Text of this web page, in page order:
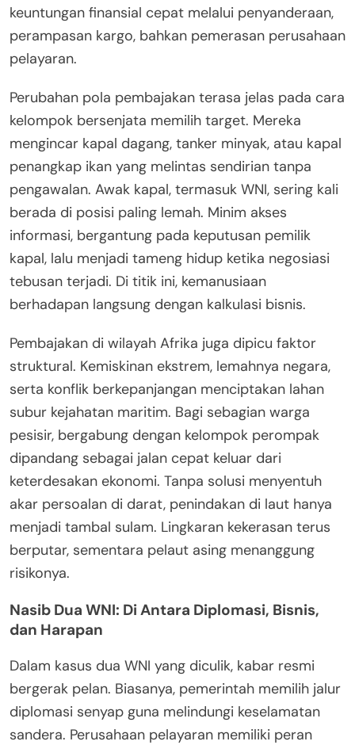
keuntungan finansial cepat melalui penyanderaan,
perampasan kargo, bahkan pemerasan perusahaan
pelayaran.
Perubahan pola pembajakan terasa jelas pada cara
kelompok bersenjata memilih target. Mereka
mengincar kapal dagang, tanker minyak, atau kapal
penangkap ikan yang melintas sendirian tanpa
pengawalan. Awak kapal, termasuk WNI, sering kali
berada di posisi paling lemah. Minim akses
informasi, bergantung pada keputusan pemilik
kapal, lalu menjadi tameng hidup ketika negosiasi
tebusan terjadi. Di titik ini, kemanusiaan
berhadapan langsung dengan kalkulasi bisnis.
Pembajakan di wilayah Afrika juga dipicu faktor
struktural. Kemiskinan ekstrem, lemahnya negara,
serta konflik berkepanjangan menciptakan lahan
subur kejahatan maritim. Bagi sebagian warga
pesisir, bergabung dengan kelompok perompak
dipandang sebagai jalan cepat keluar dari
keterdesakan ekonomi. Tanpa solusi menyentuh
akar persoalan di darat, penindakan di laut hanya
menjadi tambal sulam. Lingkaran kekerasan terus
berputar, sementara pelaut asing menanggung
risikonya.
Nasib Dua WNI: Di Antara Diplomasi, Bisnis,
dan Harapan
Dalam kasus dua WNI yang diculik, kabar resmi
bergerak pelan. Biasanya, pemerintah memilih jalur
diplomasi senyap guna melindungi keselamatan
sandera. Perusahaan pelayaran memiliki peran